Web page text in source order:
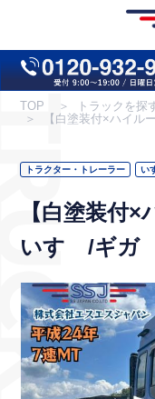
TOP
トラックを探
【白塗装付×ハイル
トラクター・トレーラー い
【白塗装付×
いすゞ/ギガ